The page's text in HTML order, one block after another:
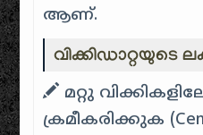
ആണ്.
വിക്കിഡാറ്റയുടെ
മറ്റു
ക്രമീകരിക്കുക